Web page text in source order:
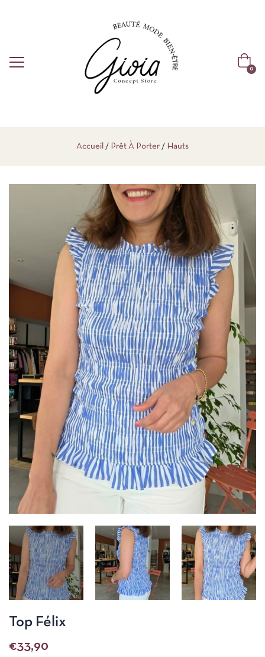
0
Accueil Prêt À Porter Hauts
Top Félix
€33,90